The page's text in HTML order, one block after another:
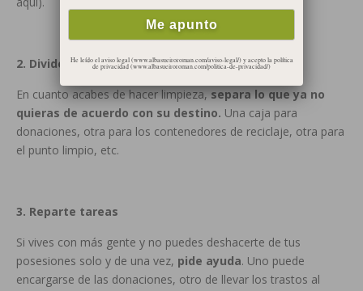
2. Divide y vencerás
En cuanto acabes de hacer limpieza,separa lo que ya no
quieras de acuerdo con su destino. Una caja para
donaciones, otra para los contenedores de reciclaje, otra para
el punto limpio, etc.
3. Reparte tareas
Si vives con más gente y no puedes deshacerte de tus
posesiones solo y de una vez, pide ayuda. Uno puede
encargarse de las donaciones, otro de llevar los trastos al
He leído el aviso legal (www.albasueiroroman.com/aviso-legal/) y acepto la política
de privacidad (www.albasueiroroman.com/politica-de-privacidad/)